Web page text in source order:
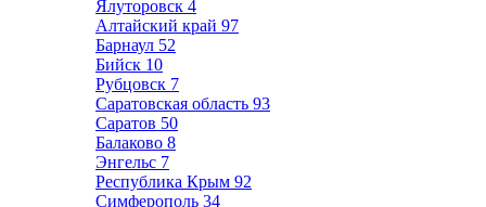
Ялуторовск 4
Алтайский край 97
Барнаул 52
Бийск 10
Рубцовск 7
Саратовская область 93
Саратов 50
Балаково 8
Энгельс 7
Республика Крым 92
Симферополь 34